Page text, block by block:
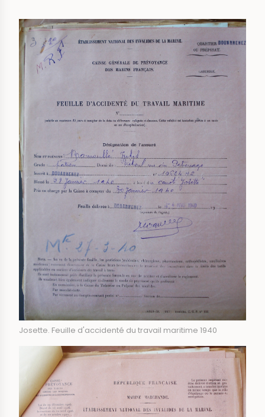
IMAGE
Josette. Feuille d'accidenté du travail maritime 1940